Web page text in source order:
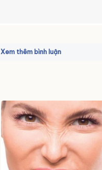
Xem thêm bình luận